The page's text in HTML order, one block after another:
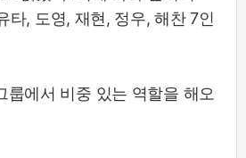
타, 도영, 재현, 정우, 해찬 7인
룹에서 비중 있는 역할을 해오